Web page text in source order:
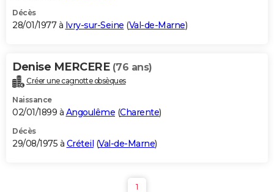
Décès
28/01/1977 à Ivry-sur-Seine (Val-de-Marne)
Denise MERCERE (76 ans)
Créer une cagnotte obsèques
Naissance
02/01/1899 à Angoulême (Charente)
Décès
29/08/1975 à Créteil (Val-de-Marne)
1